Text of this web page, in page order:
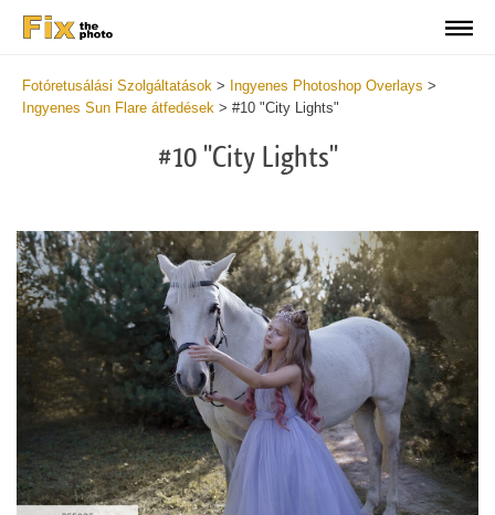
Fotóretusálási Szolgáltatások > Ingyenes Photoshop Overlays >
Ingyenes Sun Flare átfedések > #10 "City Lights"
#10 "City Lights"